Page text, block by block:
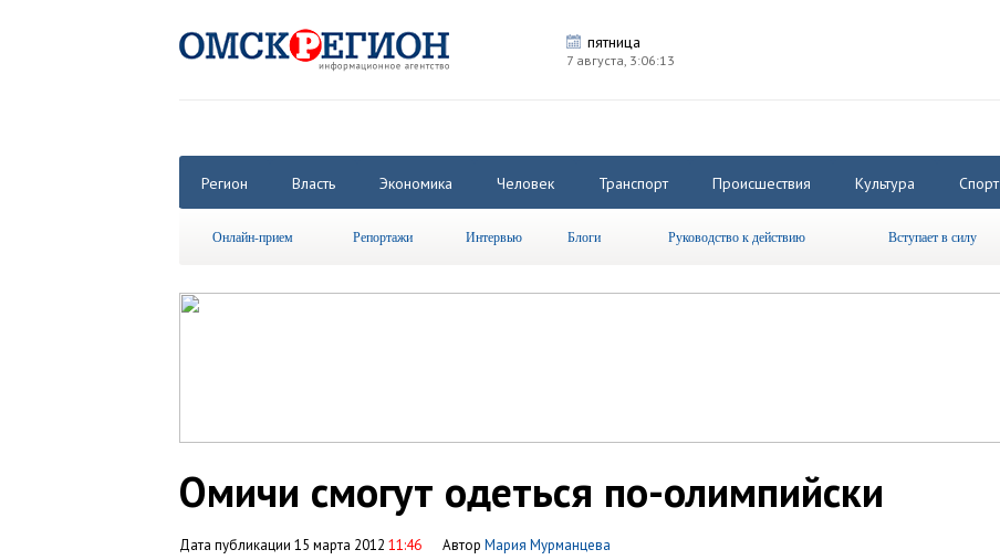
пятница
7 августа, 3:06:13
Регион Власть Экономика Человек Транспорт Происшествия Культура Спорт
Онлайн-прием Репортажи Интервью Блоги Руководство к действию Вступает в силу
Омичи смогут одеться по-олимпийски
Дата публикации 15 марта 2012 11:46 Автор Мария Мурманцева